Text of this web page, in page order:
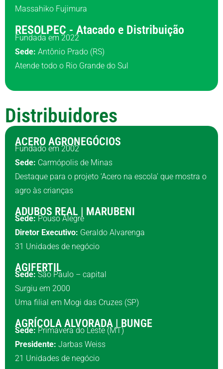
Massahiko Fujimura
RESOLPEC - Atacado e Distribuição
Fundada em 2022
Sede: Antônio Prado (RS)
Atende todo o Rio Grande do Sul
Distribuidores
ACERO AGRONEGÓCIOS
Fundado em 2002
Sede: Carmópolis de Minas
Destaque para o projeto ‘Acero na escola’ que mostra o
agro às crianças
ADUBOS REAL | MARUBENI
Sede:Pouso Alegre
Diretor Executivo: Geraldo Alvarenga
31 Unidades de negócio
AGIFERTIL
Sede:São Paulo – capital
Surgiu em 2000
Uma filial em Mogi das Cruzes (SP)
AGRÍCOLA ALVORADA | BUNGE
Sede:Primavera do Leste (MT)
Presidente: Jarbas Weiss
21 Unidades de negócio